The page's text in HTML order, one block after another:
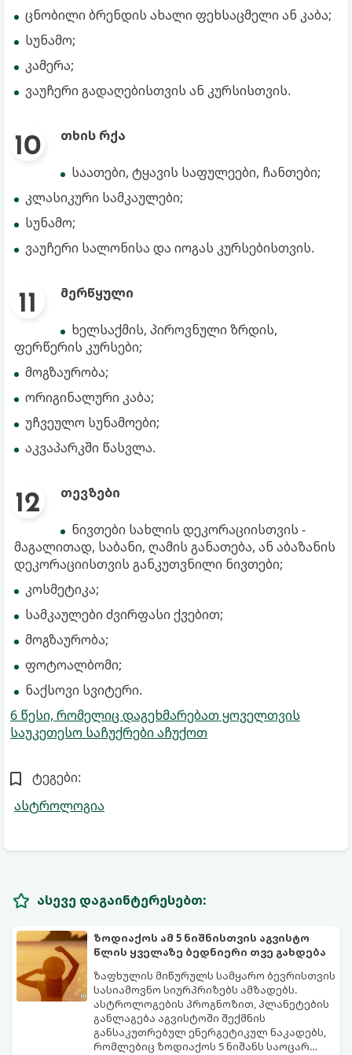
ცნობილი ბრენდის ახალი ფეხსაცმელი ან კაბა;
სუნამო;
კამერა;
ვაუჩერი გადაღებისთვის ან კურსისთვის.
თხის რქა
საათები, ტყავის საფულეები, ჩანთები;
კლასიკური სამკაულები;
სუნამო;
ვაუჩერი სალონისა და იოგას კურსებისთვის.
მერწყული
ხელსაქმის, პიროვნული ზრდის,
ფერწერის კურსები;
მოგზაურობა;
ორიგინალური კაბა;
უჩვეულო სუნამოები;
აკვაპარკში წასვლა.
თევზები
ნივთები სახლის დეკორაციისთვის -
მაგალითად, საბანი, ღამის განათება, ან აბაზანის
დეკორაციისთვის განკუთვნილი ნივთები;
კოსმეტიკა;
სამკაულები ძვირფასი ქვებით;
მოგზაურობა;
ფოტოალბომი;
ნაქსოვი სვიტერი.
6 წესი, რომელიც დაგეხმარებათ ყოველთვის
საუკეთესო საჩუქრები აჩუქოთ
ტეგები:
ასტროლოგია
ასევე დაგაინტერესებთ:
ზოდიაქოს ამ 5 ნიშნისთვის აგვისტო
წლის ყველაზე ბედნიერი თვე გახდება
ზაფხულის მიწურულს სამყარო ბევრისთვის
სასიამოვნო სიურპრიზებს ამზადებს.
ასტროლოგების პროგნოზით, პლანეტების
განლაგება აგვისტოში შექმნის
განსაკუთრებულ ენერგეტიკულ ნაკადებს,
რომლებიც ზოდიაქოს 5 ნიშანს საოცარ